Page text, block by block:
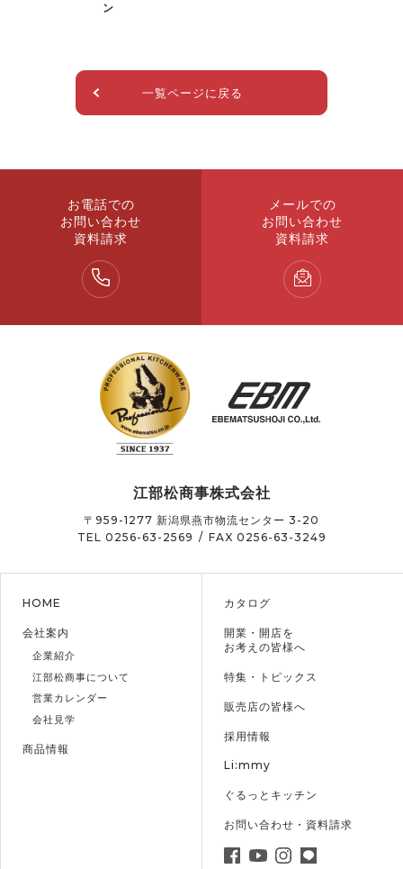
ン
一覧ページに戻る
お電話での
お問い合わせ
資料請求
メールでの
お問い合わせ
資料請求
江部松商事株式会社
〒959-1277 新潟県燕市物流センター 3-20
TEL 0256-63-2569 / FAX 0256-63-3249
HOME
会社案内
企業紹介
江部松商事について
営業カレンダー
会社見学
商品情報
カタログ
開業・開店を
お考えの皆様へ
特集・トピックス
販売店の皆様へ
採用情報
Li:mmy
ぐるっとキッチン
お問い合わせ・資料請求